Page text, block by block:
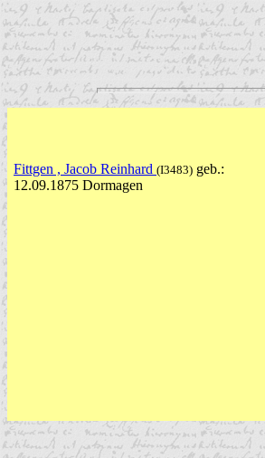
Fittgen , Jacob Reinhard (I3483) geb.:
12.09.1875 Dormagen